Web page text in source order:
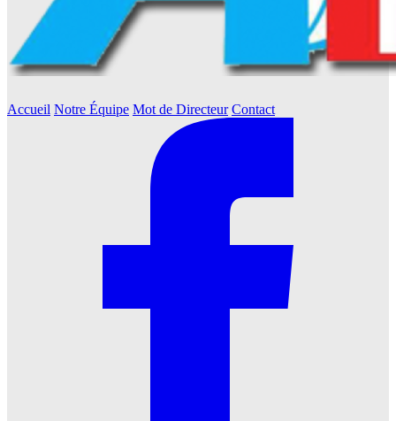
Accueil Notre Équipe Mot de Directeur Contact